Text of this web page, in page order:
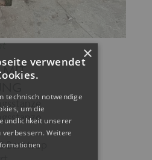
MIT
Barntrup
×
verwendet
technisch notwendige
um die
unserer
verbessern. Weitere